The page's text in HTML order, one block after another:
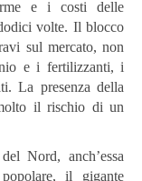
e i costi delle
volte. Il blocco
sul mercato, non
e i fertilizzanti, i
La presenza della
il rischio di un
Nord, anch’essa
il gigante